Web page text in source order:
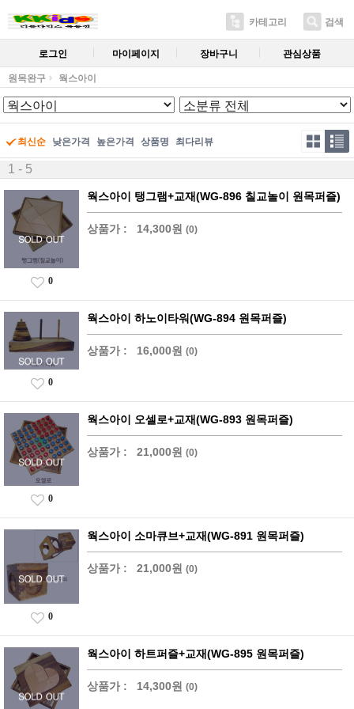
카테고리 검색
로그인 마이페이지 장바구니 관심상품
원목완구 웍스아이
최신순 낮은가격 높은가격 상품명 최다리뷰
1 - 5
웍스아이 탱그램+교재(WG-896 칠교놀이 원목퍼즐)
상품가 : 14,300원 (0)
0
웍스아이 하노이타워(WG-894 원목퍼즐)
상품가 : 16,000원 (0)
0
웍스아이 오셀로+교재(WG-893 원목퍼즐)
상품가 : 21,000원 (0)
0
웍스아이 소마큐브+교재(WG-891 원목퍼즐)
상품가 : 21,000원 (0)
0
웍스아이 하트퍼즐+교재(WG-895 원목퍼즐)
상품가 : 14,300원 (0)